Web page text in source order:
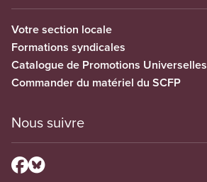
Votre section locale
Formations syndicales
Catalogue de Promotions Universelles
Commander du matériel du SCFP
Nous suivre